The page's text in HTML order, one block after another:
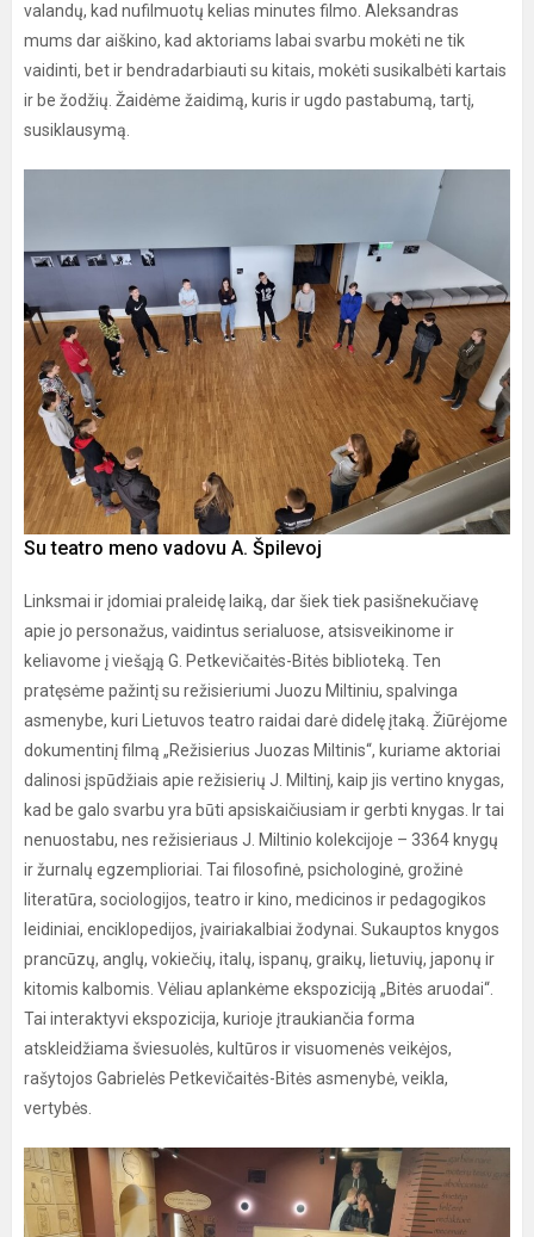
valandų, kad nufilmuotų kelias minutes filmo. Aleksandras
mums dar aiškino, kad aktoriams labai svarbu mokėti ne tik
vaidinti, bet ir bendradarbiauti su kitais, mokėti susikalbėti kartais
ir be žodžių. Žaidėme žaidimą, kuris ir ugdo pastabumą, tartį,
susiklausymą.
Su teatro meno vadovu A. Špilevoj
Linksmai ir įdomiai praleidę laiką, dar šiek tiek pasišnekučiavę
apie jo personažus, vaidintus serialuose, atsisveikinome ir
keliavome į viešąją G. Petkevičaitės-Bitės biblioteką. Ten
pratęsėme pažintį su režisieriumi Juozu Miltiniu, spalvinga
asmenybe, kuri Lietuvos teatro raidai darė didelę įtaką. Žiūrėjome
dokumentinį filmą „Režisierius Juozas Miltinis“, kuriame aktoriai
dalinosi įspūdžiais apie režisierių J. Miltinį, kaip jis vertino knygas,
kad be galo svarbu yra būti apsiskaičiusiam ir gerbti knygas. Ir tai
nenuostabu, nes režisieriaus J. Miltinio kolekcijoje – 3364 knygų
ir žurnalų egzemplioriai. Tai filosofinė, psichologinė, grožinė
literatūra, sociologijos, teatro ir kino, medicinos ir pedagogikos
leidiniai, enciklopedijos, įvairiakalbiai žodynai. Sukauptos knygos
prancūzų, anglų, vokiečių, italų, ispanų, graikų, lietuvių, japonų ir
kitomis kalbomis. Vėliau aplankėme ekspoziciją „Bitės aruodai“.
Tai interaktyvi ekspozicija, kurioje įtraukiančia forma
atskleidžiama šviesuolės, kultūros ir visuomenės veikėjos,
rašytojos Gabrielės Petkevičaitės-Bitės asmenybė, veikla,
vertybės.